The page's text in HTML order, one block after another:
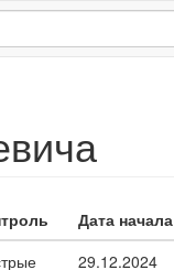
Дата начала
29.12.2024